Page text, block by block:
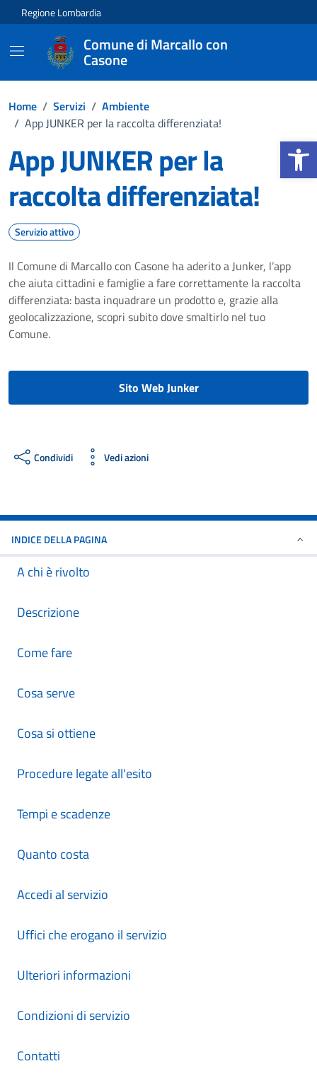
Apri la
Vai ai contenuti
Vai al footer
Regione Lombardia
Comune di Marcallo con
Casone
Home / Servizi / Ambiente
/ App JUNKER per la raccolta differenziata!
App JUNKER per la
raccolta differenziata!
Servizio attivo
Il Comune di Marcallo con Casone ha aderito a Junker, l’app
che aiuta cittadini e famiglie a fare correttamente la raccolta
differenziata: basta inquadrare un prodotto e, grazie alla
geolocalizzazione, scopri subito dove smaltirlo nel tuo
Comune.
Sito Web Junker
Condividi Vedi azioni
INDICE DELLA PAGINA
A chi è rivolto
Descrizione
Come fare
Cosa serve
Cosa si ottiene
Procedure legate all'esito
Tempi e scadenze
Quanto costa
Accedi al servizio
Uffici che erogano il servizio
Ulteriori informazioni
Condizioni di servizio
Contatti